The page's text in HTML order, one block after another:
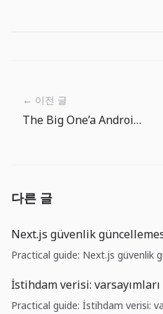
← 이전 글
The Big One’a Android ve iPhone/iPad’de başlamak
다른 글
Next.js güvenlik
Practical guide: Next.js güvenlik
İstihdam verisi: varsayımları
Practical guide: İstihdam verisi: